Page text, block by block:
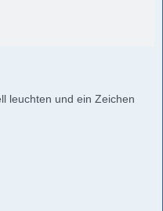
leuchten und ein Zeichen